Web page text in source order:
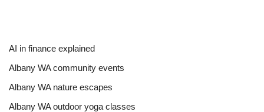
AI in finance explained
Albany WA community events
Albany WA nature escapes
Albany WA outdoor yoga classes